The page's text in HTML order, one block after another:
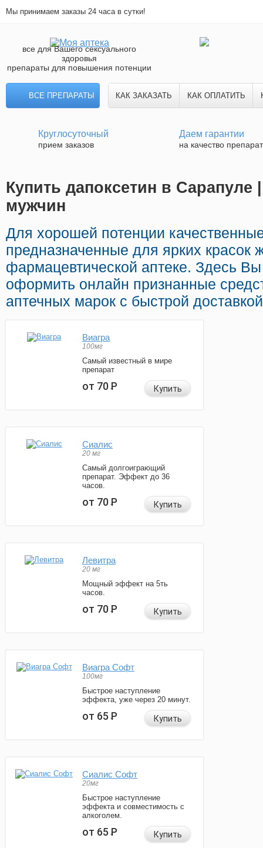
Мы принимаем заказы 24 часа в сутки!
все для Вашего сексуального
здоровья
препараты для повышения потенции
ВСЕ ПРЕПАРАТЫ КАК ЗАКАЗАТЬ КАК ОПЛАТИТЬ
Круглосуточный
прием заказов
Даем гарантии
на качество
Купить дапоксетин в Сарапуле
мужчин
Для хорошей потенции
предназначенные для ярких красок
фармацевтической аптеке. Здесь
оформить онлайн признанные
аптечных марок с быстрой
Виагра
100мг
Самый известный в мире
препарат
от 70Р Купить
Сиалис
20 мг
Самый долгоиграющий
препарат. Эффект до 36
часов.
от 70Р Купить
Левитра
20 мг
Мощный эффект на 5ть
часов.
от 70Р Купить
Виагра Софт
100мг
Быстрое наступление
эффекта, уже через 20 минут.
от 65Р Купить
Сиалис Софт
20мг
Быстрое наступление
эффекта и совместимость с
алкоголем.
от 65Р Купить